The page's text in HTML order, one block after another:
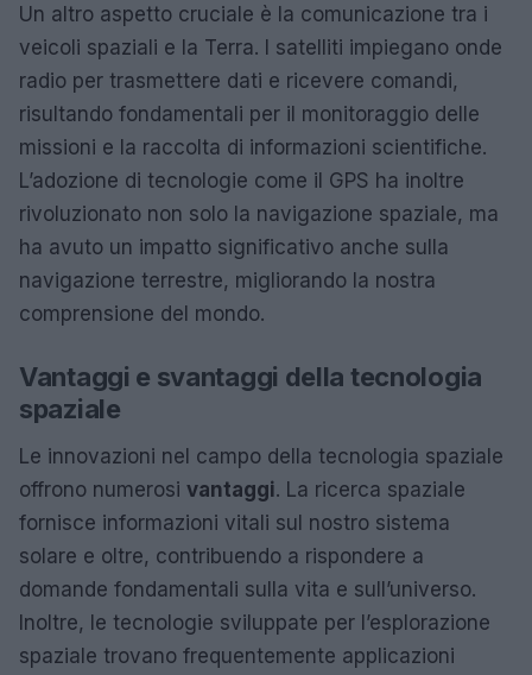
Un altro aspetto cruciale è la comunicazione tra i
veicoli spaziali e la Terra. I satelliti impiegano onde
radio per trasmettere dati e ricevere comandi,
risultando fondamentali per il monitoraggio delle
missioni e la raccolta di informazioni scientifiche.
L’adozione di tecnologie come il GPS ha inoltre
rivoluzionato non solo la navigazione spaziale, ma
ha avuto un impatto significativo anche sulla
navigazione terrestre, migliorando la nostra
comprensione del mondo.
Vantaggi e svantaggi della tecnologia
spaziale
Le innovazioni nel campo della tecnologia spaziale
offrono numerosi vantaggi. La ricerca spaziale
fornisce informazioni vitali sul nostro sistema
solare e oltre, contribuendo a rispondere a
domande fondamentali sulla vita e sull’universo.
Inoltre, le tecnologie sviluppate per l’esplorazione
spaziale trovano frequentemente applicazioni